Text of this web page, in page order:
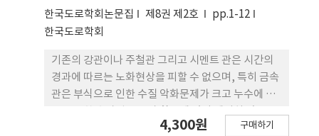
한국도로학회논문집 제8권 제2호
pp.1-12
한국도로학회
기존의 강관이나 주철관 그리고 시멘트 관은 시간의
경과에 따르는 노화현상을 피할 수 없으며, 특히 금속
관은 부식으로 인한 수질 악화문제가 크고 누수에 따
제를 발생시켜 왔다. 따라서 이러한 문제를 해결하기
4,300원 구매하기